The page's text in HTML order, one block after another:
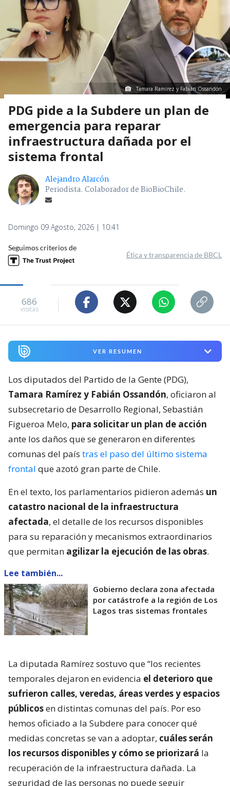
Tamara Ramírez y Fabián Ossandón
PDG pide a la Subdere un plan de
emergencia para reparar
infraestructura dañada por el
sistema frontal
Alejandro Alarcón
Periodista. Colaborador de BioBioChile.
Domingo 09 Agosto, 2026 | 10:41
Seguimos criterios de
Ética y transparencia de BBCL
686
visitas
VER RESUMEN
Los diputados del Partido de la Gente (PDG),
Tamara Ramírez y Fabián Ossandón, oficiaron al
subsecretario de Desarrollo Regional, Sebastián
Figueroa Melo, para solicitar un plan de acción
ante los daños que se generaron en diferentes
comunas del país tras el paso del último sistema
frontal que azotó gran parte de Chile.
En el texto, los parlamentarios pidieron además un
catastro nacional de la infraestructura
afectada, el detalle de los recursos disponibles
para su reparación y mecanismos extraordinarios
que permitan agilizar la ejecución de las obras.
Lee también...
Gobierno declara zona afectada
por catástrofe a la región de Los
Lagos tras sistemas frontales
La diputada Ramírez sostuvo que “los recientes
temporales dejaron en evidencia el deterioro que
sufrieron calles, veredas, áreas verdes y espacios
públicosen distintas comunas del país. Por eso
hemos oficiado a la Subdere para conocer qué
medidas concretas se van a adoptar, cuáles serán
los recursos disponibles y cómo se priorizará la
recuperación de la infraestructura dañada. La
seguridad de las personas no puede seguir